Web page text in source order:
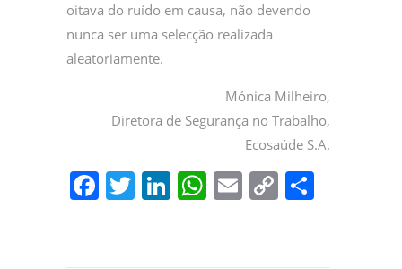
oitava do ruído em causa, não devendo
nunca ser uma selecção realizada
aleatoriamente.
Mónica Milheiro,
Diretora de Segurança no Trabalho,
Ecosaúde S.A.
F T Li W E C